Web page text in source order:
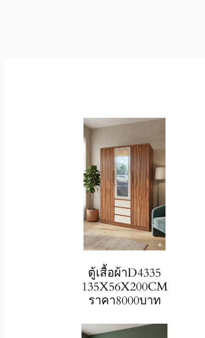
ตู้เสื้อผ้าD4335
135X56X200CM
ราคา8000บาท